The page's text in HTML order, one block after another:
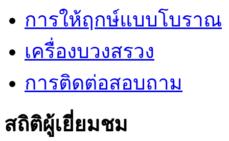
การให้ฤกษ์แบบโบราณ
เครื่องบวงสรวง
การติดต่อสอบถาม
สถิติผู้เยี่ยมชม